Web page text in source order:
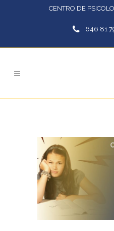
CENTRO DE
646 81